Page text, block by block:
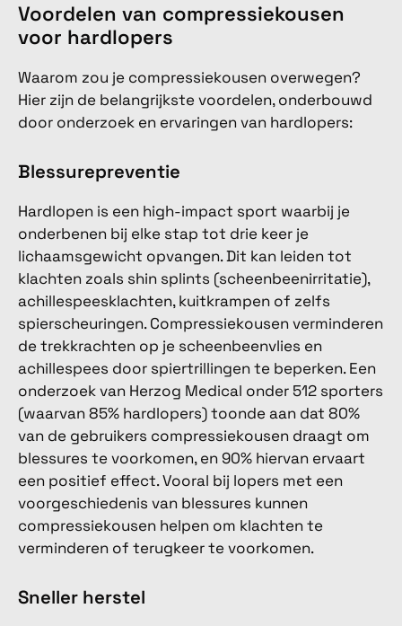
Voordelen van compressiekousen
voor hardlopers
Waarom zou je compressiekousen overwegen?
Hier zijn de belangrijkste voordelen, onderbouwd
door onderzoek en ervaringen van hardlopers:
Blessurepreventie
Hardlopen is een high-impact sport waarbij je
onderbenen bij elke stap tot drie keer je
lichaamsgewicht opvangen. Dit kan leiden tot
klachten zoals shin splints (scheenbeenirritatie),
achillespeesklachten, kuitkrampen of zelfs
spierscheuringen. Compressiekousen verminderen
de trekkrachten op je scheenbeenvlies en
achillespees door spiertrillingen te beperken. Een
onderzoek van Herzog Medical onder 512 sporters
(waarvan 85% hardlopers) toonde aan dat 80%
van de gebruikers compressiekousen draagt om
blessures te voorkomen, en 90% hiervan ervaart
een positief effect. Vooral bij lopers met een
voorgeschiedenis van blessures kunnen
compressiekousen helpen om klachten te
verminderen of terugkeer te voorkomen.
Sneller herstel